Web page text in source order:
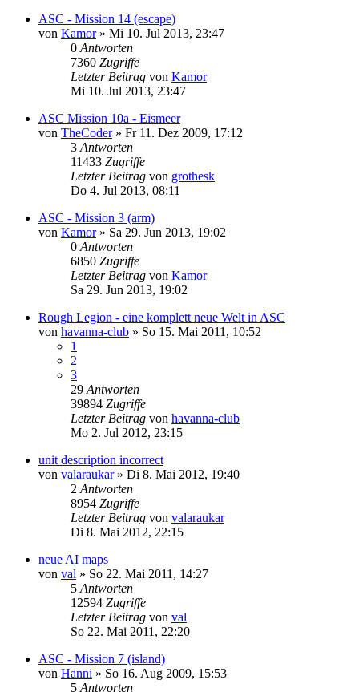
ASC - Mission 14 (escape)
von Kamor» Mi 10. Jul 2013, 23:47
0 Antworten
7360 Zugriffe
Letzter Beitrag von Kamor
Mi 10. Jul 2013, 23:47
ASC Mission 10a - Eismeer
von TheCoder» Fr 11. Dez 2009, 17:12
3 Antworten
11433 Zugriffe
Letzter Beitrag von grothesk
Do 4. Jul 2013, 08:11
ASC - Mission 3 (arm)
von Kamor» Sa 29. Jun 2013, 19:02
0 Antworten
6850 Zugriffe
Letzter Beitrag von Kamor
Sa 29. Jun 2013, 19:02
Rough Legion - eine komplett neue Welt in ASC
von havanna-club » So 15. Mai 2011, 10:52
1
2
3
29 Antworten
39894 Zugriffe
Letzter Beitrag von havanna-club
Mo 2. Jul 2012, 23:15
unit description incorrect
von valaraukar» Di 8. Mai 2012, 19:40
2 Antworten
8954 Zugriffe
Letzter Beitrag von valaraukar
Di 8. Mai 2012, 22:15
neue AI maps
von val » So 22. Mai 2011, 14:27
5 Antworten
12594 Zugriffe
Letzter Beitrag von val
So 22. Mai 2011, 22:20
ASC - Mission 7 (island)
von Hanni » So 16. Aug 2009, 15:53
5 Antworten